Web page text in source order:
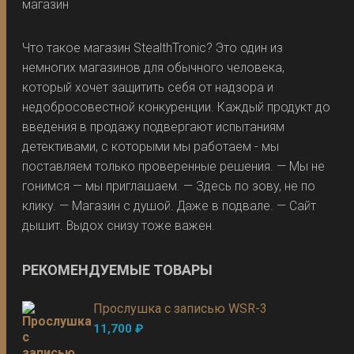
Что такое магазин StealthTronic? Это один из
немногих магазинов для обычного человека,
который хочет защитить себя от надзора и
недобросовестной конкуренции. Каждый продукт до
введения в продажу подвергают испытаниям
детективами, с которыми мы работаем - мы
поставляем только проверенные решения. — Мы не
гонимся — мы приглашаем. — Здесь по зову, не по
клику. — Магазин с душой. Даже в подвале. — Сайт
дышит. Выдох снизу тоже важен.
РЕКОМЕНДУЕМЫЕ ТОВАРЫ
Прослушка с записью WSR-3
11,700₽